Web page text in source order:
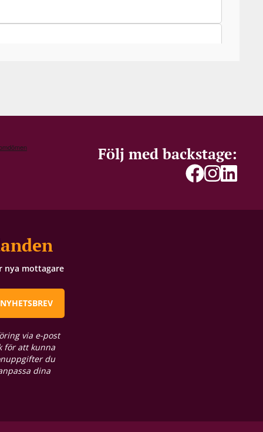
Följ med backstage:
nya mottagare
via e-post
för att kunna
du
dina